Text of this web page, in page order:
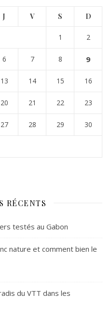
J V S D
1 2
6 7 8 9
13 14 15 16
20 21 22 23
27 28 29 30
RÉCENTS
testés au Gabon
nature et comment bien le
du VTT dans les